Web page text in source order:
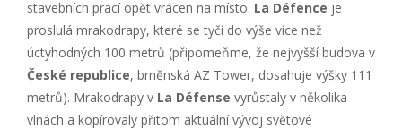
stavebních prací opět vrácen na místo. La Défence je
proslulá mrakodrapy, které se tyčí do výše více než
úctyhodných 100 metrů (připomeňme, že nejvyšší budova v
České republice, brněnská AZ Tower, dosahuje výšky 111
metrů). Mrakodrapy v La Défense vyrůstaly v několika
vlnách a kopírovaly přitom aktuální vývoj světové